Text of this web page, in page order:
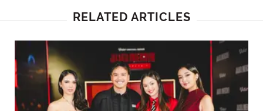
RELATED ARTICLES